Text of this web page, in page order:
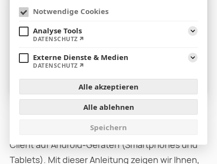
Die Thunderbird App ist der empfohlene E-Mail
Client auf Android-Geräten (Smartphones und
Tablets). Mit dieser Anleitung zeigen wir Ihnen,
Notwendige Cookies
Analyse Tools
DATENSCHUTZ
Externe Dienste & Medien
DATENSCHUTZ
Alle akzeptieren
Alle ablehnen
Speichern